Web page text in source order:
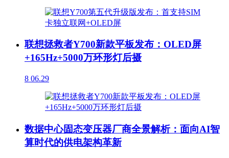
联想拯救者Y700新款平板发布：OLED屏
+165Hz+5000万环形灯后摄
8 06.29
数据中心固态变压器厂商全景解析：面向AI智
算时代的供电架构革新